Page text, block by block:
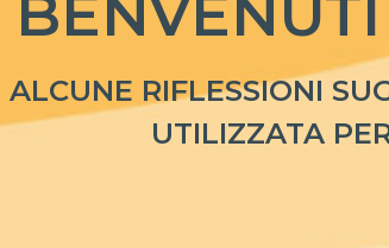
ALCUNE RIFLESSIONI
UTILIZZATA